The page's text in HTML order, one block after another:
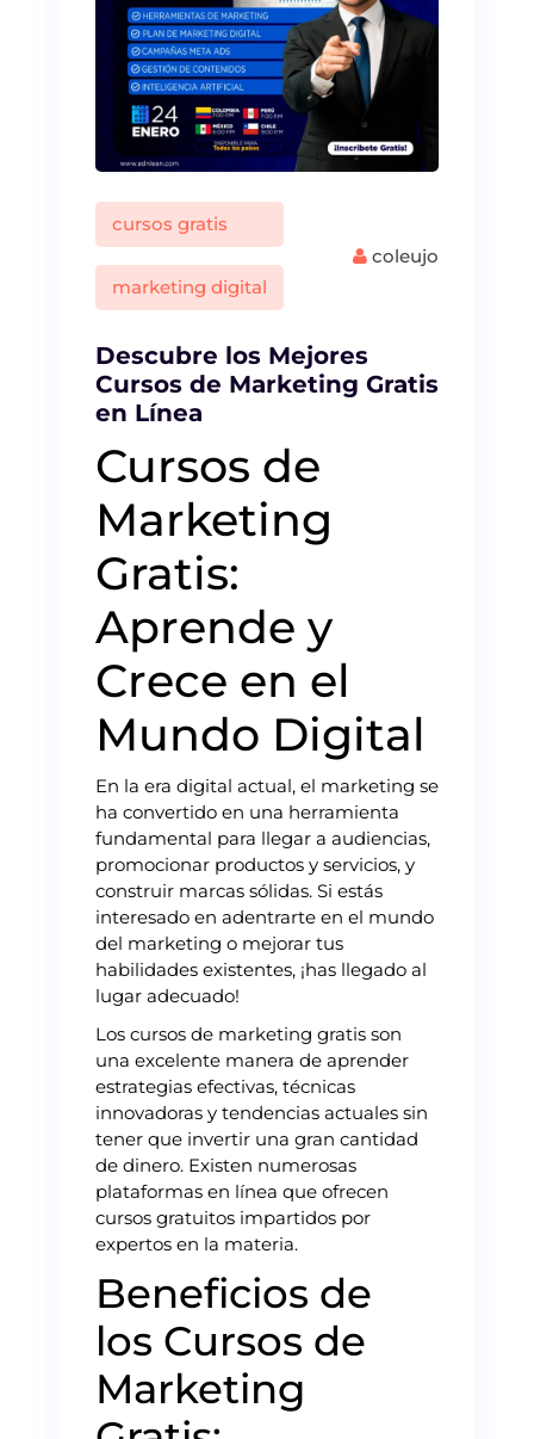
cursos gratis
marketing digital
coleujo
Descubre los Mejores
Cursos de Marketing Gratis
en Línea
Cursos de
Marketing
Gratis:
Aprende y
Crece en el
Mundo Digital
En la era digital actual, el marketing se
ha convertido en una herramienta
fundamental para llegar a audiencias,
promocionar productos y servicios, y
construir marcas sólidas. Si estás
interesado en adentrarte en el mundo
del marketing o mejorar tus
habilidades existentes, ¡has llegado al
lugar adecuado!
Los cursos de marketing gratis son
una excelente manera de aprender
estrategias efectivas, técnicas
innovadoras y tendencias actuales sin
tener que invertir una gran cantidad
de dinero. Existen numerosas
plataformas en línea que ofrecen
cursos gratuitos impartidos por
expertos en la materia.
Beneficios de
los Cursos de
Marketing